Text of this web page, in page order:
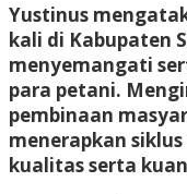
Yustinus
kali di Kabupaten
menyemangati
para petani.
pembinaan
menerapkan
kualitas serta